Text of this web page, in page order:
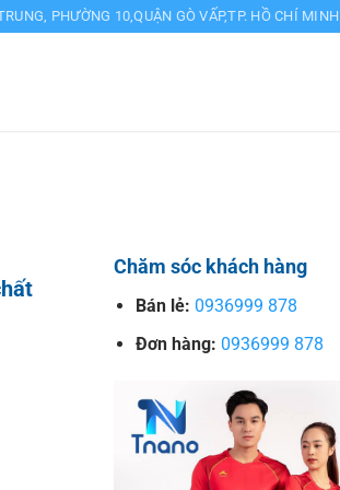
PHƯỜNG 10,QUẬN GÒ VẤP,TP. HỒ CHÍ MINH
Chăm sóc khách hàng
Bán lẻ: 0936999 878
Đơn hàng: 0936999 878